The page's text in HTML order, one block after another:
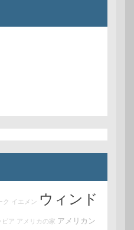
ク イエメン ウィンド
ビア アメリカの家 アメリカン